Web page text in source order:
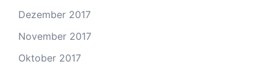
Dezember 2017
November 2017
Oktober 2017